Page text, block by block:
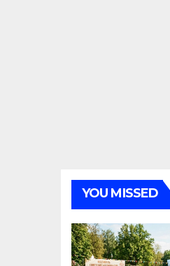
YOU MISSED